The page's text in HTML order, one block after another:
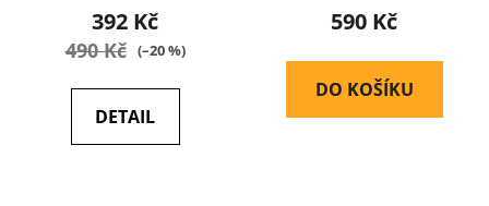
392 Kč
490 Kč (–20 %)
DETAIL
590 Kč
DO KOŠÍKU